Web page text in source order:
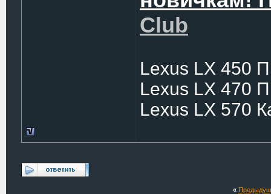
Club
Lexus LX 450
Lexus LX 470
Lexus LX 570
«